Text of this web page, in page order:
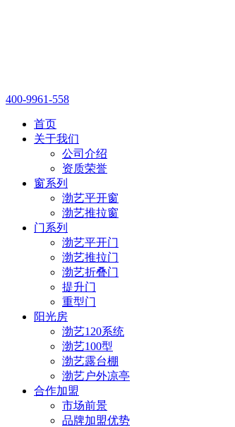
400-9961-558
首页
关于我们
公司介绍
资质荣誉
窗系列
渤艺平开窗
渤艺推拉窗
门系列
渤艺平开门
渤艺推拉门
渤艺折叠门
提升门
重型门
阳光房
渤艺120系统
渤艺100型
渤艺露台棚
渤艺户外凉亭
合作加盟
市场前景
品牌加盟优势